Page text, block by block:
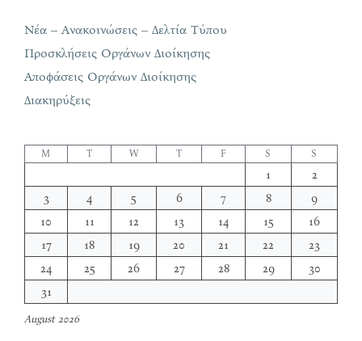
Νέα – Ανακοινώσεις – Δελτία Τύπου
Προσκλήσεις Οργάνων Διοίκησης
Αποφάσεις Οργάνων Διοίκησης
Διακηρύξεις
August 2026
M T W T F S S
1
2
3
4 5 6 7 8
9
10
11 12 13 14 15
16
17
18 19 20 21 22
23
24
25 26 27 28 29
30
31